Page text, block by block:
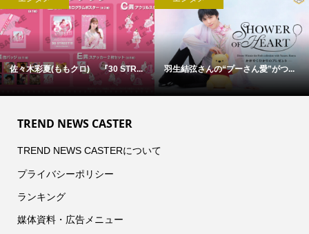
佐々木彩夏(ももクロ) 『30 STR... 羽生結弦さんの“プーさん愛”がつ...
TREND NEWS CASTER
TREND NEWS CASTERについて
プライバシーポリシー
ランキング
媒体資料・広告メニュー